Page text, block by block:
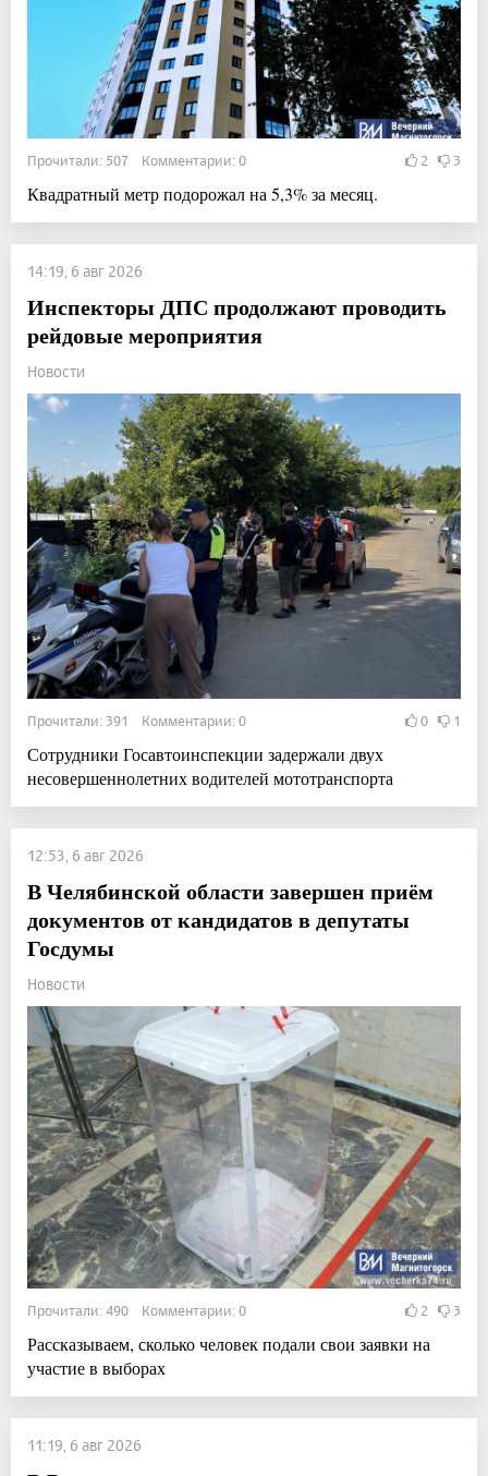
Прочитали: 507 Комментарии: 0 2 3
Квадратный метр подорожал на 5,3% за месяц.
14:19, 6 авг 2026
Инспекторы ДПС продолжают проводить
рейдовые мероприятия
Новости
Прочитали: 391 Комментарии: 0 0 1
Сотрудники Госавтоинспекции задержали двух
несовершеннолетних водителей мототранспорта
12:53, 6 авг 2026
В Челябинской области завершен приём
документов от кандидатов в депутаты
Госдумы
Новости
Прочитали: 490 Комментарии: 0 2 3
Рассказываем, сколько человек подали свои заявки на
участие в выборах
11:19, 6 авг 2026